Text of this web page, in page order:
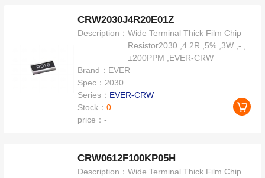
CRW2030J4R20E01Z
Description：Wide Terminal Thick Film Chip
Resistor2030 ,4.2R ,5% ,3W ,- ,
±200PPM ,EVER-CRW
Brand： EVER
Spec： 2030
Series： EVER-CRW
Stock：0
price：-
CRW0612F100KP05H
Description：Wide Terminal Thick Film Chip